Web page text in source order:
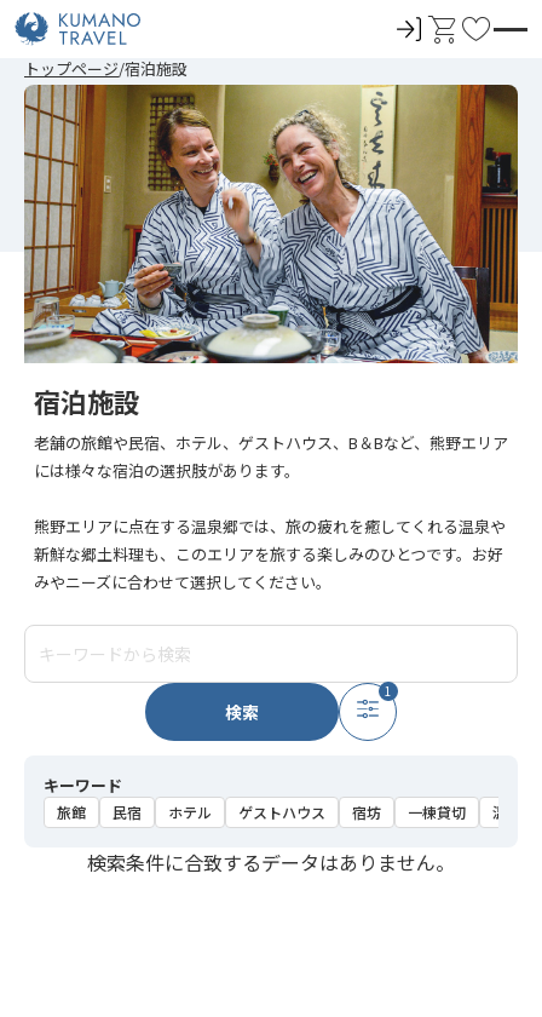
ロ
イ
ン
カ
ト
お
に
入
り
トップページ 宿泊施設
宿泊施設
老舗の旅館や民宿、ホテル、ゲストハウス、B＆Bなど、熊野エリア
には様々な宿泊の選択肢があります。
熊野エリアに点在する温泉郷では、旅の疲れを癒してくれる温泉や
新鮮な郷土料理も、このエリアを旅する楽しみのひとつです。お好
みやニーズに合わせて選択してください。
検索
1
キーワード
旅館 民宿 ホテル ゲストハウス 宿坊 一棟貸切 温泉
検索条件に合致するデータはありません。